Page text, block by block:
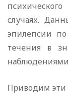
случаях.
эпилепсии
течения в
наблюдениями
Приводим эти